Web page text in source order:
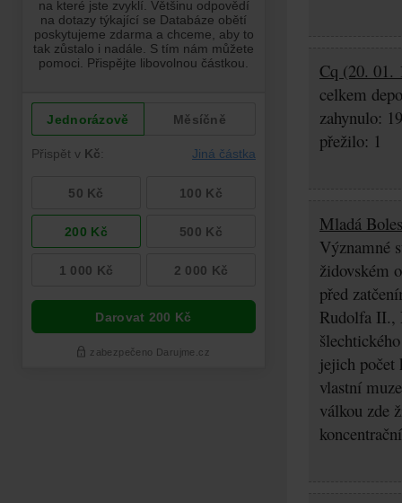
Cq (20. 01.
celkem
zahynulo:
přežilo: 1
Mladá
Významné
židovském
před
Rudolfa II.,
jejich počet
vlastní
válkou zde